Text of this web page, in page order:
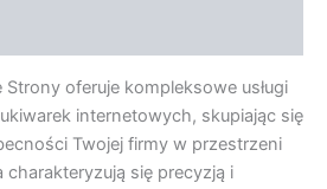
oferuje kompleksowe usługi
internetowych, skupiając się
Twojej firmy w przestrzeni
charakteryzują się precyzją i